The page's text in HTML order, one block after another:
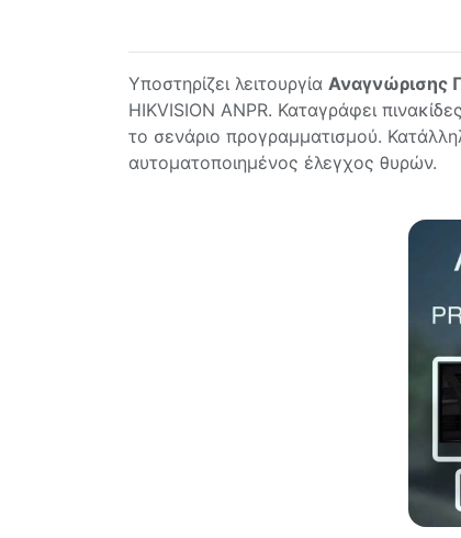
Υποστηρίζει λειτουργία Αναγνώρισης
HIKVISION ANPR. Καταγράφει
το σενάριο προγραμματισμού.
αυτοματοποιημένος έλεγχος θυρών.